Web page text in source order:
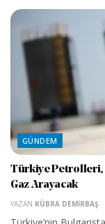
GÜNDEM
Türkiye Petrolleri,
Gaz Arayacak
YAZAN KÜBRA DEMIRBAŞ